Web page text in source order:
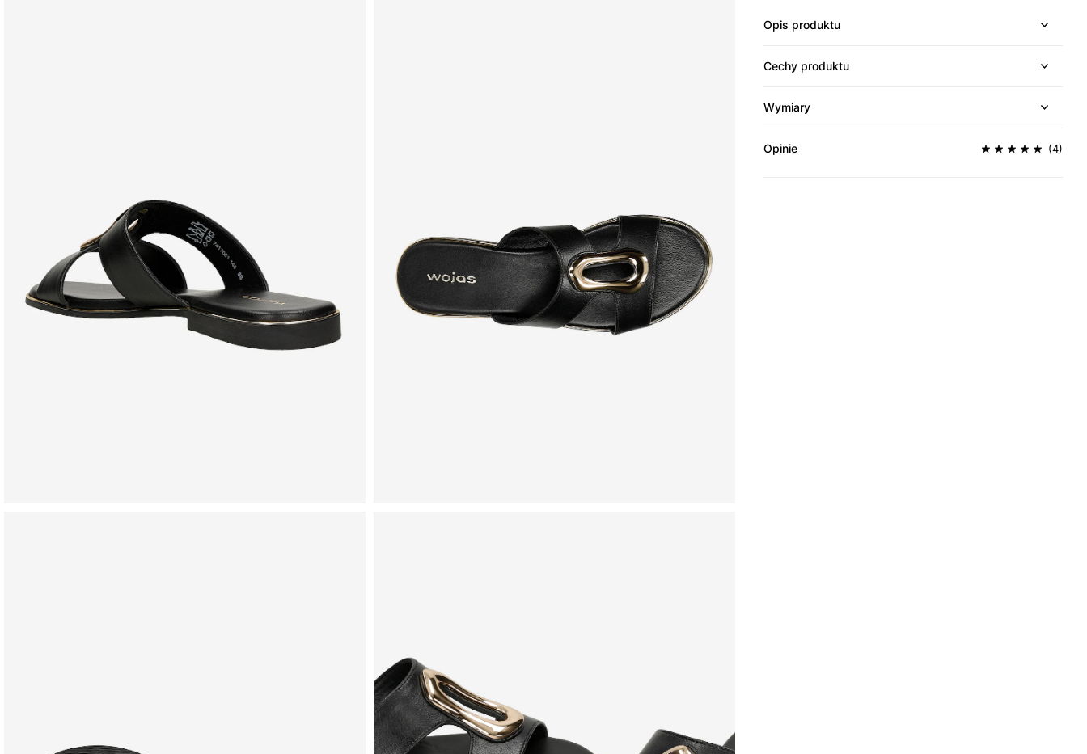
Opis produktu
Cechy produktu
Wymiary
Opinie (4)